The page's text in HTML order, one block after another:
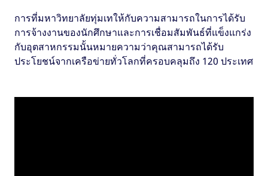
การที่มหาวิทยาลัยทุ่มเทให้กับความสามารถในการได้รับ
การจ้างงานของนักศึกษาและการเชื่อมสัมพันธ์ที่แข็งแกร่ง
กับอุตสาหกรรมนั้นหมายความว่าคุณสามารถได้รับ
ประโยชน์จากเครือข่ายทั่วโลกที่ครอบคลุมถึง 120 ประเทศ